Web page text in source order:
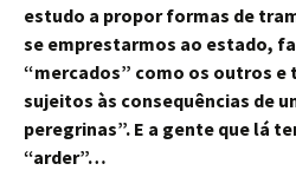
estudo a propor formas de
se emprestarmos ao estado,
“mercados” como os outros
sujeitos às consequências de
peregrinas”. E a gente que lá
“arder”…